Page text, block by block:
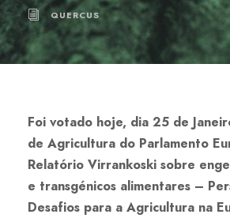
QUERCUS
Foi votado hoje, dia 25 de
de Agricultura do Parlamento
Relatório Virrankoski sobre
e transgénicos alimentares –
Desafios para a Agricultura na